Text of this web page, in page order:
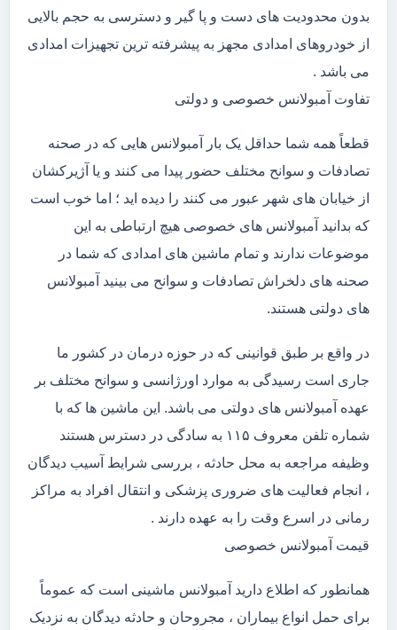
بدون محدودیت های دست و پا گیر و دسترسی به حجم بالایی
از خودروهای امدادی مجهز به پیشرفته ترین تجهیزات امدادی
می باشد .
تفاوت آمبولانس خصوصی و دولتی
قطعاً همه شما حداقل یک بار آمبولانس هایی که در صحنه
تصادفات و سوانح مختلف حضور پیدا می کنند و یا آژیرکشان
از خیابان های شهر عبور می کنند را دیده اید ؛ اما خوب است
که بدانید آمبولانس های خصوصی هیچ ارتباطی به این
موضوعات ندارند و تمام ماشین های امدادی که شما در
صحنه های دلخراش تصادفات و سوانح می بینید آمبولانس
های دولتی هستند.
در واقع بر طبق قوانینی که در حوزه درمان در کشور ما
جاری است رسیدگی به موارد اورژانسی و سوانح مختلف بر
عهده آمبولانس های دولتی می باشد. این ماشین ها که با
شماره تلفن معروف ۱۱۵ به سادگی در دسترس هستند
وظیفه مراجعه به محل حادثه ، بررسی شرایط آسیب دیدگان
، انجام فعالیت های ضروری پزشکی و انتقال افراد به مراکز
رمانی در اسرع وقت را به عهده دارند .
قیمت آمبولانس خصوصی
همانطور که اطلاع دارید آمبولانس ماشینی است که عموماً
برای حمل انواع بیماران ، مجروحان و حادثه دیدگان به نزدیک